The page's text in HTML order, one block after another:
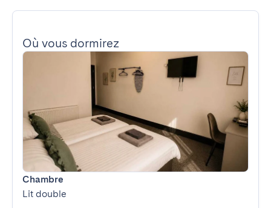
Où vous dormirez
Chambre
Lit double